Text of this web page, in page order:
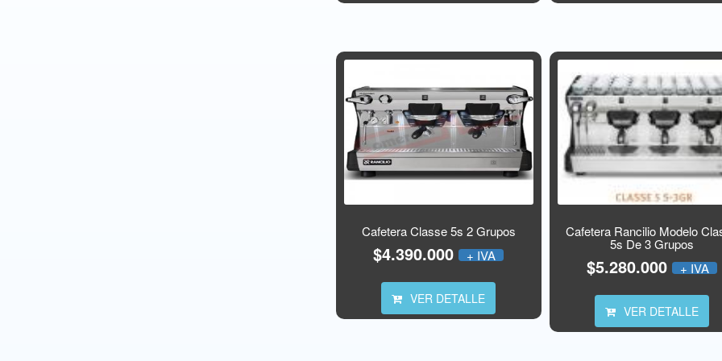
Cafetera Classe 5s 2 Grupos
$4.390.000 + IVA
VER DETALLE
Cafetera Rancilio Modelo
5s De 3 Grupos
$5.280.000 + IVA
VER DETALLE